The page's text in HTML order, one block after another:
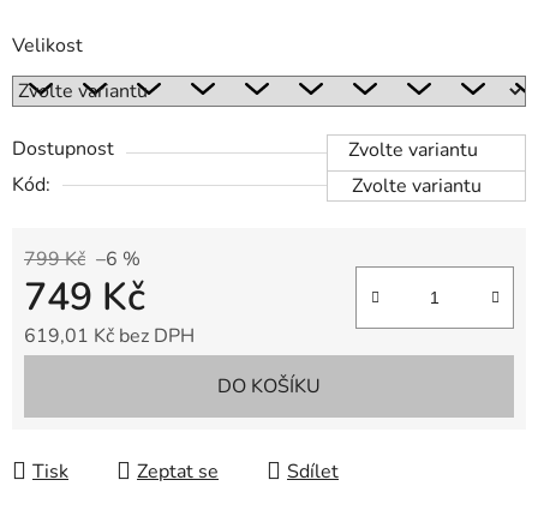
Velikost
Dostupnost
Zvolte variantu
Kód:
Zvolte variantu
799 Kč –6 %
749 Kč
619,01 Kč bez DPH
DO KOŠÍKU
Tisk Zeptat se Sdílet